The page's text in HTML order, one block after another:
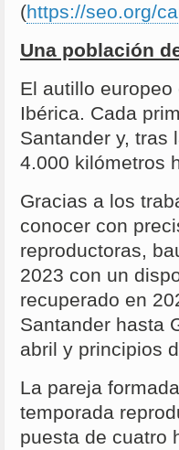
(https://seo.org/
Una población
El autillo
Ibérica. Cada
Santander y, tras
4.000 kilómetros
Gracias a los
conocer con
reproductoras,
2023 con un
recuperado en
Santander hasta
abril y principios
La pareja
temporada
puesta de cuatro